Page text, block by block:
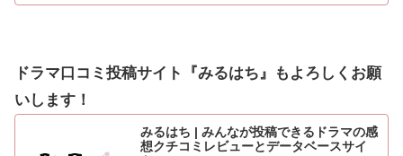
ドラマ口コミ投稿サイト『みるはち』もよろしくお願
いします！
みるはち | みんなが投稿できるドラマの感
想クチコミレビューとデータベースサイ